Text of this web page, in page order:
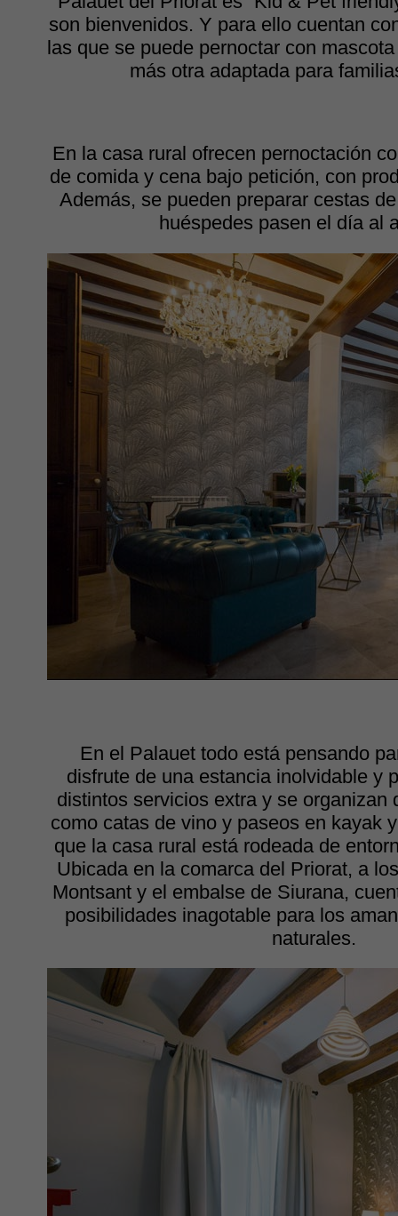
son bienvenidos. Y para ello cuentan
las que se puede pernoctar con
más otra adaptada para
En la casa rural ofrecen pernoctación
de comida y cena bajo petición, con
Además, se pueden preparar cestas
huéspedes pasen el día al
En el Palauet todo está pensando
disfrute de una estancia inolvidable y
distintos servicios extra y se organizan
como catas de vino y paseos en kayak
que la casa rural está rodeada de
Ubicada en la comarca del Priorat, a
Montsant y el embalse de Siurana,
posibilidades inagotable para los
naturales.